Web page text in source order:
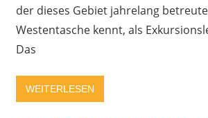
der dieses Gebiet jahrelang
Westentasche kennt, als
Das
WEITERLESEN